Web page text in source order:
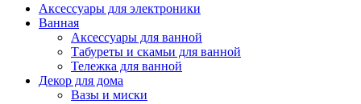
Аксессуары для электроники
Ванная
Аксессуары для ванной
Табуреты и скамьи для ванной
Тележка для ванной
Декор для дома
Вазы и миски